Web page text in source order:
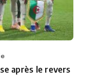
après le revers